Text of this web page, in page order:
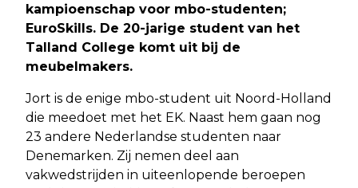
kampioenschap voor mbo-studenten;
EuroSkills. De 20-jarige student van het
Talland College komt uit bij de
meubelmakers.
Jort is de enige mbo-student uit Noord-Holland
die meedoet met het EK. Naast hem gaan nog
23 andere Nederlandse studenten naar
Denemarken. Zij nemen deel aan
vakwedstrijden in uiteenlopende beroepen